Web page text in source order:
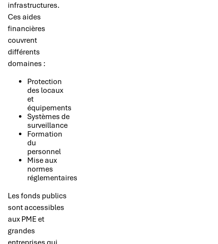
infrastructures.
Ces aides
financières
couvrent
différents
domaines :
Protection
des locaux
et
équipements
Systèmes de
surveillance
Formation
du
personnel
Mise aux
normes
réglementaires
Les fonds publics
sont accessibles
aux PME et
grandes